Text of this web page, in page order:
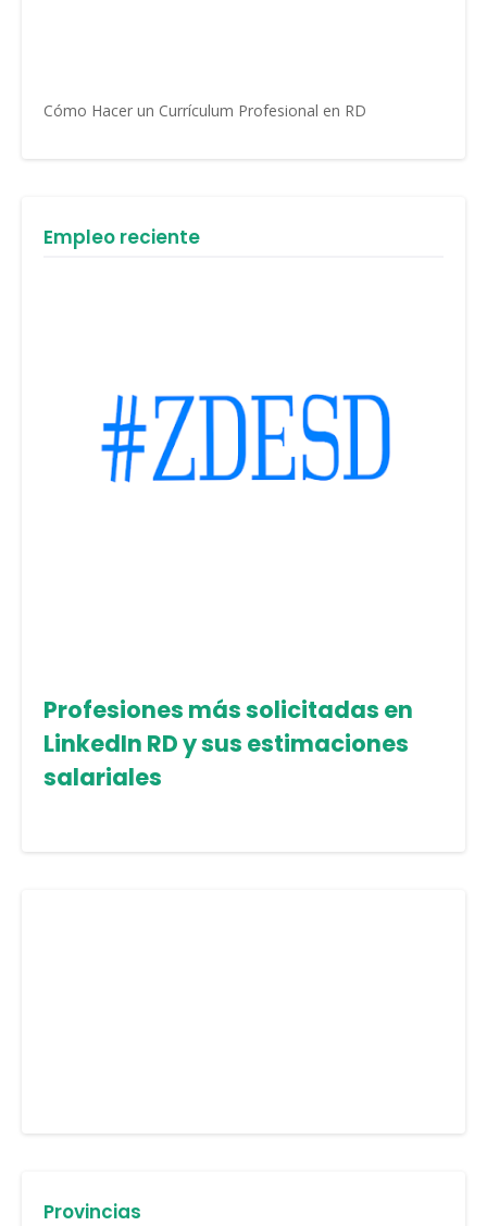
Cómo Hacer un Currículum Profesional en RD
Empleo reciente
Profesiones más solicitadas en
LinkedIn RD y sus estimaciones
salariales
Provincias